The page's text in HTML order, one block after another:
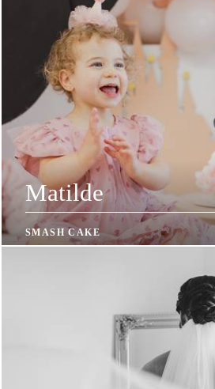
Matilde
SMASH CAKE